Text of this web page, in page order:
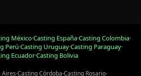
México·Casting España·Casting Colombia·
Perú·Casting Uruguay·Casting Paraguay·
Ecuador·Casting Bolivia
Aires·Casting Córdoba·Casting Rosario·